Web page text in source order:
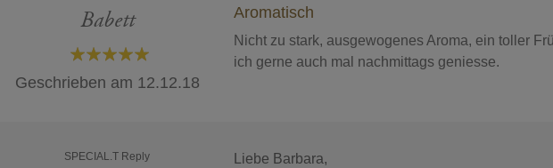
Babett
Geschrieben am 12.12.18
Aromatisch
Nicht zu stark, ausgewogenes Aroma, ein toller
ich gerne auch mal nachmittags geniesse.
SPECIAL.T Reply
Liebe Barbara,